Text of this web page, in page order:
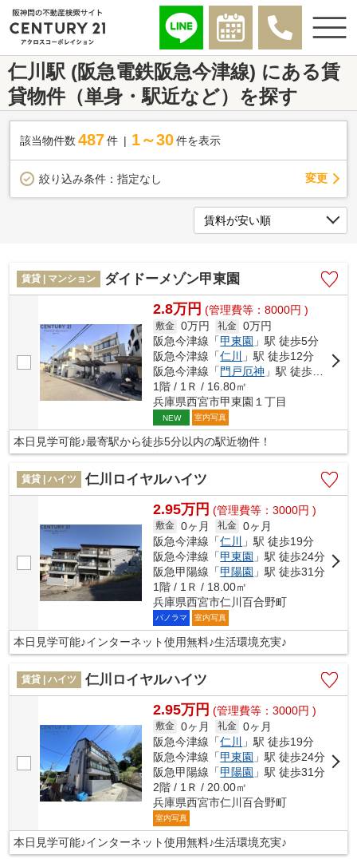
仁川駅 (阪急電鉄阪急今津線) にある賃
貸物件（単身・駅近など）を探す
該当物件数 487件 1～30 件を表示
絞り込み条件： 指定なし 変更
賃貸 | マンション ダイドーメゾン甲東園
2.8万円 (管理費等：8000円 )
敷金 0万円 礼金 0万円
阪急今津線「甲東園 」駅 徒歩5分
阪急今津線「仁川
」駅 徒歩12分
阪急今津線「 門戸厄神 」駅 徒歩17分
1階 / 1Ｒ / 16.80㎡
兵庫県西宮市甲東園１丁目
NEW 室内写真
本日見学可能♪最寄駅から徒歩5分以内の駅近物件！
賃貸 | ハイツ 仁川ロイヤルハイツ
2.95万円 (管理費等：3000円 )
敷金 0ヶ月 礼金 0ヶ月
阪急今津線「仁川
」駅 徒歩19分
阪急今津線「甲東園 」駅 徒歩24分
阪急甲陽線「甲陽園 」駅 徒歩31分
1階 / 1Ｒ / 18.00㎡
兵庫県西宮市仁川百合野町
パノラマ 室内写真
本日見学可能♪インターネット使用無料♪生活環境充実♪
賃貸 | ハイツ 仁川ロイヤルハイツ
2.95万円 (管理費等：3000円 )
敷金 0ヶ月 礼金 0ヶ月
阪急今津線「仁川
」駅 徒歩19分
阪急今津線「甲東園 」駅 徒歩24分
阪急甲陽線「甲陽園 」駅 徒歩31分
2階 / 1Ｒ / 20.00㎡
兵庫県西宮市仁川百合野町
室内写真
本日見学可能♪インターネット使用無料♪生活環境充実♪